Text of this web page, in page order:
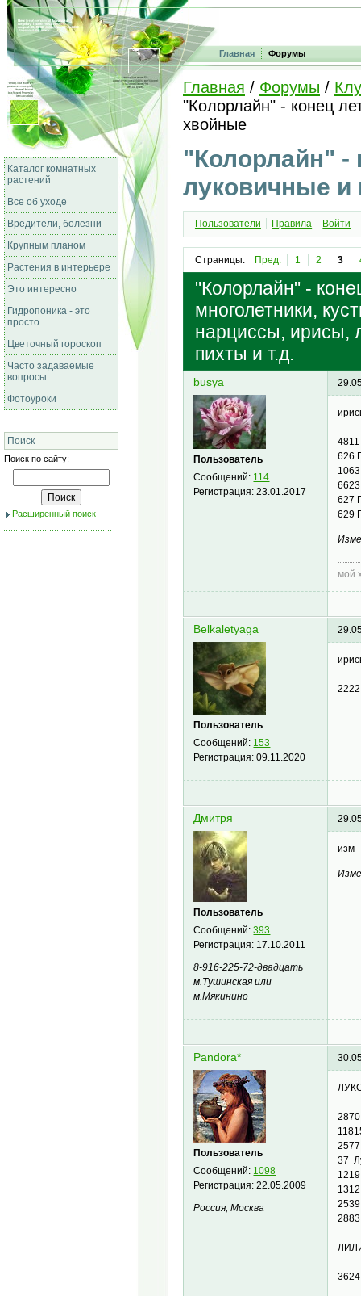
Главная Форумы
Каталог комнатных
растений
Все об уходе
Вредители, болезни
Крупным планом
Растения в интерьере
Это интересно
Гидропоника - это
просто
Цветочный гороскоп
Часто задаваемые
вопросы
Фотоуроки
Поиск
Поиск по сайту:
Расширенный поиск
Главная / Форумы /
"Колорлайн" - конец
хвойные
"Колорлайн" -
луковичные и
Пользователи Правила Войти
Страницы: Пред. 1 2 3
"Колорлайн" -
многолетники,
нарциссы, ирисы,
пихты и т.д.
busya
Пользователь
Сообщений: 114
Регистрация:23.01.2017
626
627
629
мой
Belkaletyaga
Пользователь
Сообщений: 153
Регистрация:09.11.2020
Дмитря
Пользователь
Сообщений:393
Регистрация: 17.10.2011
8-916-225-72-двадцать
м.Тушинская или
м.Мякинино
изм
Pandora*
Пользователь
Сообщений: 1098
Регистрация:22.05.2009
Россия, Москва
37